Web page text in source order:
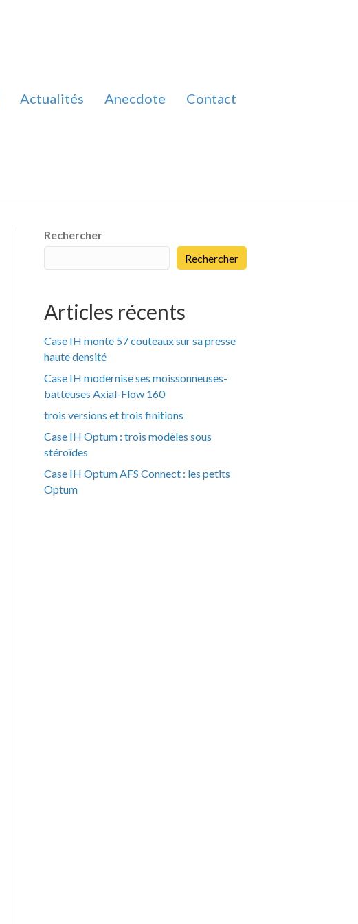
Actualités Anecdote Contact
Rechercher
Rechercher
Articles récents
Case IH monte 57 couteaux sur sa presse
haute densité
Case IH modernise ses moissonneuses-
batteuses Axial-Flow 160
trois versions et trois finitions
Case IH Optum : trois modèles sous
stéroïdes
Case IH Optum AFS Connect : les petits
Optum